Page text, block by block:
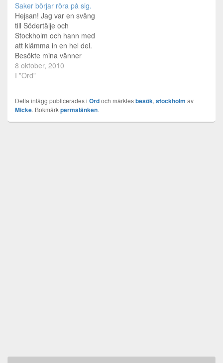
till Stockholm igår för att
gå på fest hos Lena.
Köpte en skitsnygg kavaj
och…
Saker börjar röra på sig.
Hejsan! Jag var en sväng
till Södertälje och
Stockholm och hann med
att klämma in en hel del.
Besökte mina vänner
Oskar och Helena på
Öfvre och sov där, fick
Sedan åkte jag till
Södertälje och
spenderade några dagar
8 oktober, 2010
I ”Ord”
Detta inlägg publicerades i Ordoch märktesbesök, stockholm av
Micke. Bokmärkpermalänken.